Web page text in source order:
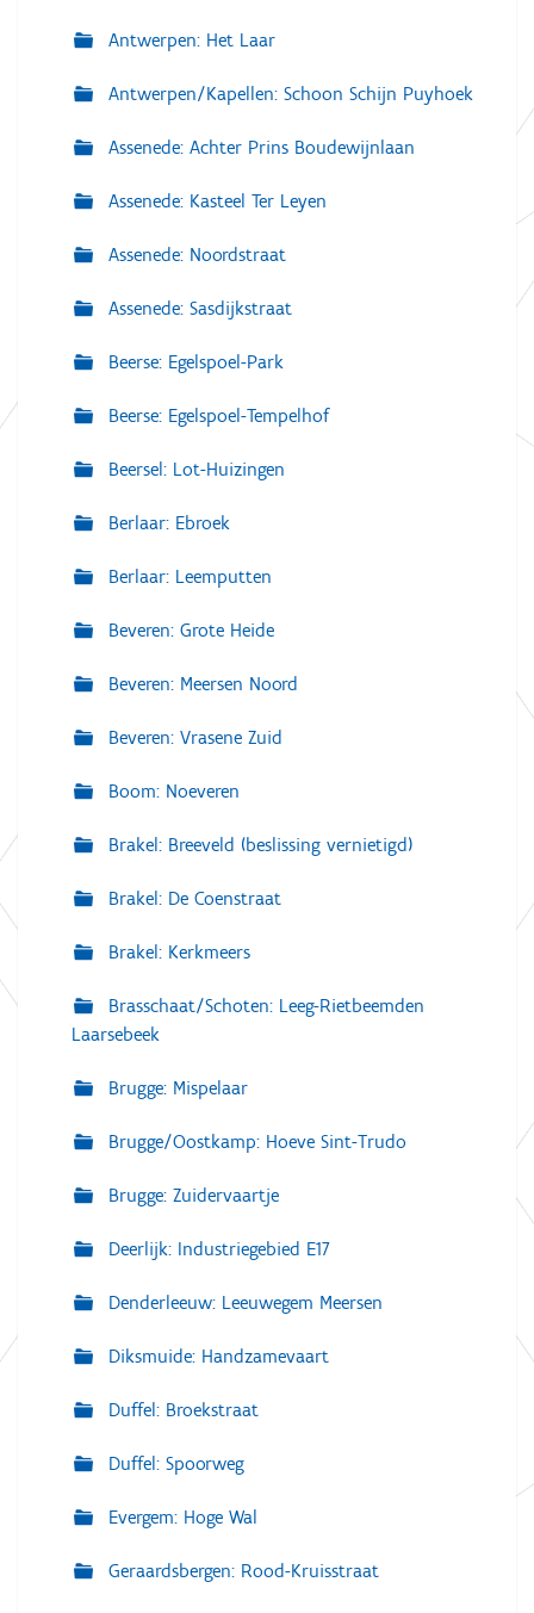
Antwerpen: Het Laar
Antwerpen/Kapellen: Schoon Schijn Puyhoek
Assenede: Achter Prins Boudewijnlaan
Assenede: Kasteel Ter Leyen
Assenede: Noordstraat
Assenede: Sasdijkstraat
Beerse: Egelspoel-Park
Beerse: Egelspoel-Tempelhof
Beersel: Lot-Huizingen
Berlaar: Ebroek
Berlaar: Leemputten
Beveren: Grote Heide
Beveren: Meersen Noord
Beveren: Vrasene Zuid
Boom: Noeveren
Brakel: Breeveld (beslissing vernietigd)
Brakel: De Coenstraat
Brakel: Kerkmeers
Brasschaat/Schoten: Leeg-Rietbeemden
Laarsebeek
Brugge: Mispelaar
Brugge/Oostkamp: Hoeve Sint-Trudo
Brugge: Zuidervaartje
Deerlijk: Industriegebied E17
Denderleeuw: Leeuwegem Meersen
Diksmuide: Handzamevaart
Duffel: Broekstraat
Duffel: Spoorweg
Evergem: Hoge Wal
Geraardsbergen: Rood-Kruisstraat